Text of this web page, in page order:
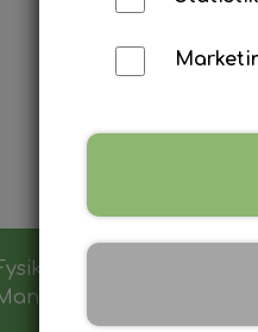
butik :
Tors : 12:00 - 17:30